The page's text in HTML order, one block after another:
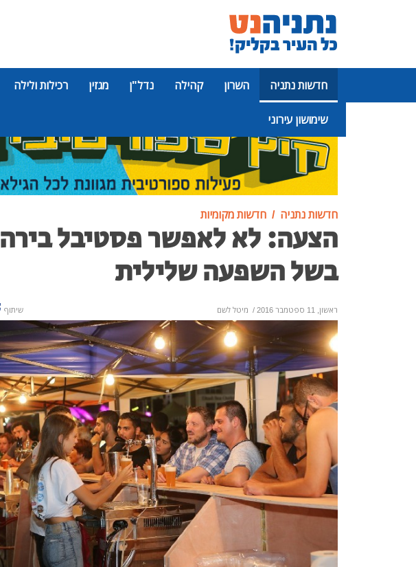
חדשות נתניה השרון קהילה נדל"ן מגזין רכילות ולילה
שימושון עירוני
פרסומת
חדשות נתניה חדשות מקומיות
הצעה: לא לאפשר פסטיבל בירה
בשל השפעה שלילית
ראשון, 11 ספטמבר 2016 / מיטל לשם שיתוף